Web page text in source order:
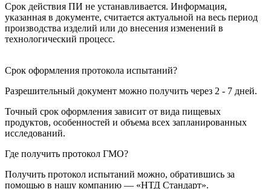
Срок действия ПИ не устанавливается. Информация,
указанная в документе, считается актуальной на весь период
производства изделий или до внесения изменений в
технологический процесс.
Срок оформления протокола испытаний?
Разрешительный документ можно получить через 2 - 7 дней.
Точный срок оформления зависит от вида пищевых
продуктов, особенностей и объема всех запланированных
исследований.
Где получить протокол ГМО?
Получить протокол испытаний можно, обратившись за
помощью в нашу компанию — «НТД Стандарт».